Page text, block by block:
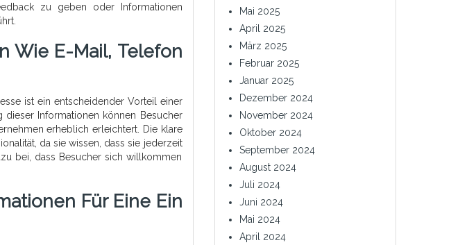
zu geben oder Informationen
Wie E-Mail, Telefon
ist ein entscheidender Vorteil einer
Informationen können Besucher
erheblich erleichtert. Die klare
da sie wissen, dass sie jederzeit
bei, dass Besucher sich willkommen
Für Eine Ein
Mai 2025
April 2025
März 2025
Februar 2025
Januar 2025
Dezember 2024
November 2024
Oktober 2024
September 2024
August 2024
Juli 2024
Juni 2024
Mai 2024
April 2024